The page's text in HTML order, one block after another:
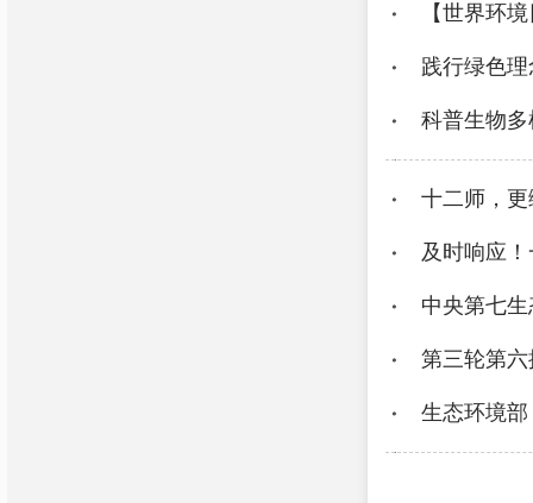
【世界环
践行绿色
科普生物
十二师，
及时响应
中央第七
第三轮第
生态环境